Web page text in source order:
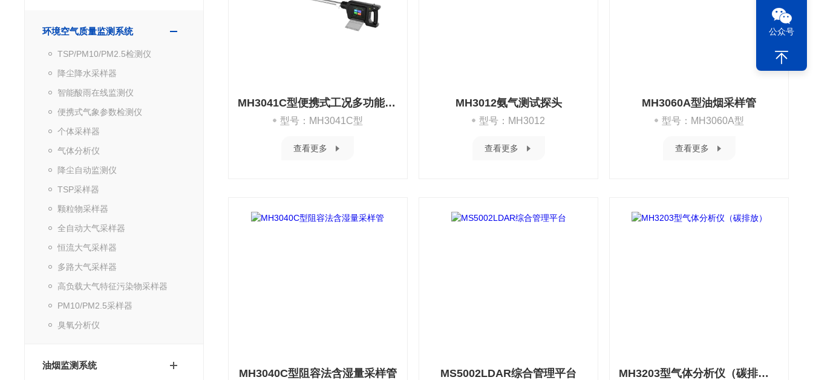
环境空气质量监测系统
TSP/PM10/PM2.5检测仪
降尘降水采样器
智能酸雨在线监测仪
便携式气象参数检测仪
个体采样器
气体分析仪
降尘自动监测仪
TSP采样器
颗粒物采样器
全自动大气采样器
恒流大气采样器
多路大气采样器
高负载大气特征污染物采样器
PM10/PM2.5采样器
臭氧分析仪
油烟监测系统
MH3041C型便携式工况多功能测试仪
型号：MH3041C型
查看更多
MH3012氨气测试探头
型号：MH3012
查看更多
MH3060A型油烟采样管
型号：MH3060A型
查看更多
MH3040C型阻容法含湿量采样管 MS5002LDAR综合管理平台 MH3203型气体分析仪（碳排放）
公众号